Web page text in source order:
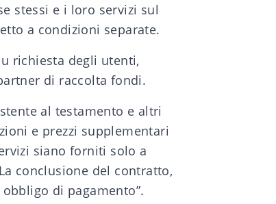
stessi e i loro servizi sul
a condizioni separate.
richiesta degli utenti,
di raccolta fondi.
al testamento e altri
e prezzi supplementari
siano forniti solo a
conclusione del contratto,
di pagamento”.